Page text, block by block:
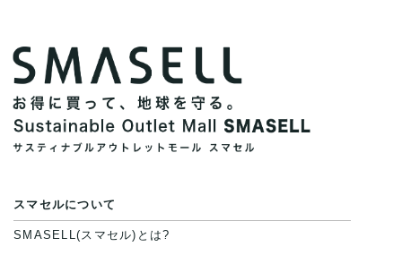
スマセルについて
SMASELL(スマセル)とは?